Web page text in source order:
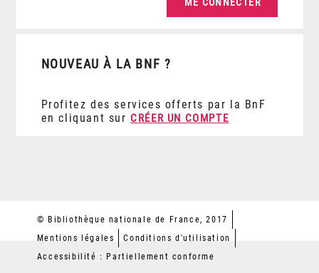
NOUVEAU À LA BNF ?
Profitez des services offerts par la BnF
en cliquant sur CRÉER UN COMPTE
© Bibliothèque nationale de France, 2017
Mentions légales
Conditions d'utilisation
Accessibilité : Partiellement conforme